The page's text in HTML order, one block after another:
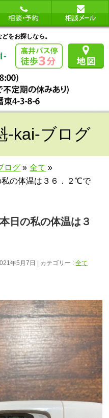
をお探しなら。
-kai-ブログ
ログ » 全て »
の体温は３６．２℃で
日の私の体温は３
年5月7日 カテゴリー :全て